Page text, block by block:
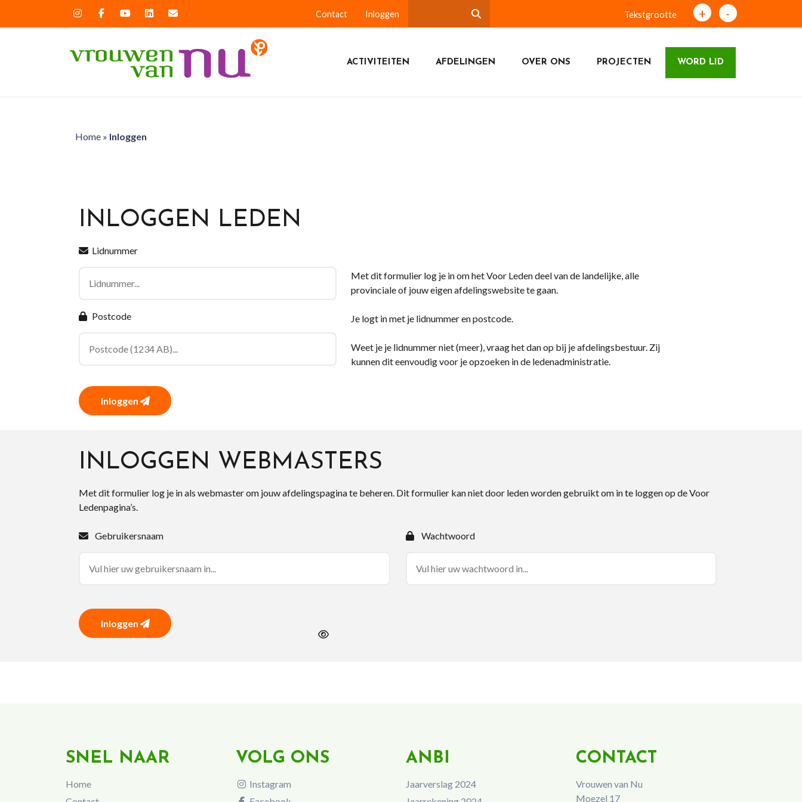
Contact Inloggen Tekstgrootte + -
ACTIVITEITEN AFDELINGEN OVER ONS PROJECTEN WORD LID
Home» Inloggen
INLOGGEN LEDEN
Lidnummer
Postcode
Inloggen
Met dit formulier log je in om het Voor Leden deel van de landelijke, alle
provinciale of jouw eigen afdelingswebsite te gaan.
Je logt in met je lidnummer en postcode.
Weet je je lidnummer niet (meer), vraag het dan op bij je afdelingsbestuur. Zij
kunnen dit eenvoudig voor je opzoeken in de ledenadministratie.
INLOGGEN WEBMASTERS
Met dit formulier log je in als webmaster om jouw afdelingspagina te beheren. Dit formulier kan niet door leden worden gebruikt om in te loggen op de Voor
Ledenpagina’s.
Gebruikersnaam Wachtwoord
Inloggen
SNEL NAAR
Home
VOLG ONS
Instagram
ANBI
Jaarverslag 2024
CONTACT
Vrouwen van Nu
Moezel 17